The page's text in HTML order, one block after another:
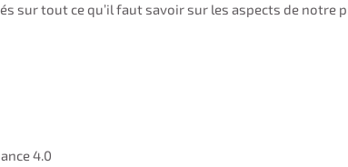
sur tout ce qu’il faut savoir sur les aspects de notre
4.0